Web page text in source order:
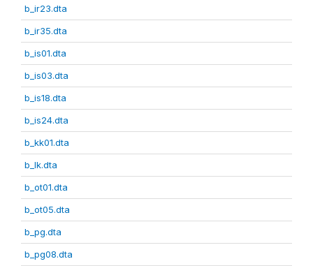
b_ir23.dta
b_ir35.dta
b_is01.dta
b_is03.dta
b_is18.dta
b_is24.dta
b_kk01.dta
b_lk.dta
b_ot01.dta
b_ot05.dta
b_pg.dta
b_pg08.dta